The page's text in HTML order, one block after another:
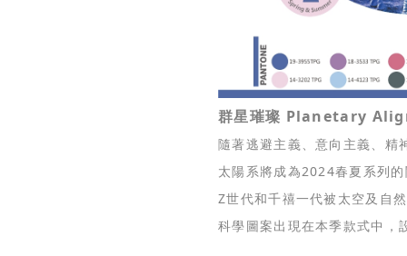
群星璀璨 Planetary
隨著逃避主義、意向主義、精
太陽系將成為2024春夏系列
Z世代和千禧一代被太空及自
科學圖案出現在本季款式中，